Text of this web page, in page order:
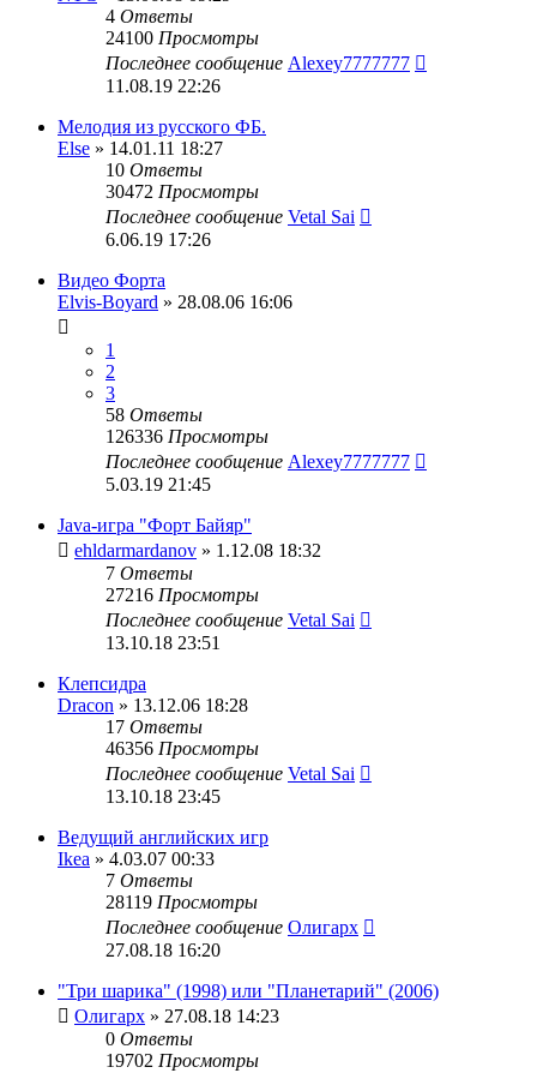
4 Ответы
24100 Просмотры
Последнее сообщение Alexey7777777
11.08.19 22:26
Мелодия из русского ФБ.
Else » 14.01.11 18:27
10 Ответы
30472 Просмотры
Последнее сообщение Vetal Sai
6.06.19 17:26
Видео Форта
Elvis-Boyard » 28.08.06 16:06
1
2
3
58 Ответы
126336 Просмотры
Последнее сообщение Alexey7777777
5.03.19 21:45
Java-игра "Форт Байяр"
ehldarmardanov » 1.12.08 18:32
7 Ответы
27216 Просмотры
Последнее сообщение Vetal Sai
13.10.18 23:51
Клепсидра
Dracon » 13.12.06 18:28
17 Ответы
46356 Просмотры
Последнее сообщение Vetal Sai
13.10.18 23:45
Ведущий английских игр
Ikea » 4.03.07 00:33
7 Ответы
28119 Просмотры
Последнее сообщение Олигарх
27.08.18 16:20
"Три шарика" (1998) или "Планетарий" (2006)
Олигарх » 27.08.18 14:23
0 Ответы
19702 Просмотры